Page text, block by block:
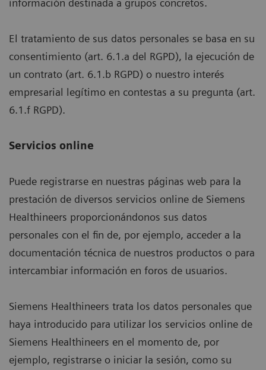
información destinada a grupos concretos.
El tratamiento de sus datos personales se basa en su
consentimiento (art. 6.1.a del RGPD), la ejecución de
un contrato (art. 6.1.b RGPD) o nuestro interés
empresarial legítimo en contestas a su pregunta (art.
6.1.f RGPD).
Servicios online
Puede registrarse en nuestras páginas web para la
prestación de diversos servicios online de Siemens
Healthineers proporcionándonos sus datos
personales con el fin de, por ejemplo, acceder a la
documentación técnica de nuestros productos o para
intercambiar información en foros de usuarios.
Siemens Healthineers trata los datos personales que
haya introducido para utilizar los servicios online de
Siemens Healthineers en el momento de, por
ejemplo, registrarse o iniciar la sesión, como su